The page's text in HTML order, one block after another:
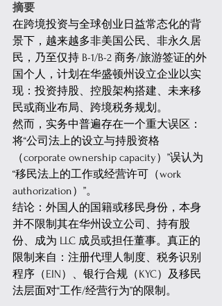
摘要
在跨境投资与全球创业日益常态化的背
景下，越来越多非美国公民、非永久居
民，乃至仅持 B-1/B-2 商务/旅游签证的外
国个人，计划在华盛顿州设立企业以实
现：投资持股、控股架构搭建、未来移
民或商业布局、跨境税务规划。
然而，实务中普遍存在一个重大误区：
将“公司法上的设立与持股资格
（corporate ownership capacity）”误认为
“移民法上的工作或经营许可（work
authorization）”。
结论：外国人的国籍或移民身份，本身
并不限制其在华州设立公司、持有股
份、成为 LLC 成员或担任董事。真正的
限制来自：注册代理人制度、税务识别
程序（EIN）、银行合规（KYC）及移民
法层面对“工作/经营行为”的限制。